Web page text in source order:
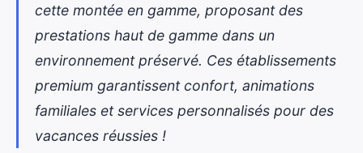
cette montée en gamme, proposant des
prestations haut de gamme dans un
environnement préservé. Ces établissements
premium garantissent confort, animations
familiales etservices personnalisés pour des
vacances réussies !